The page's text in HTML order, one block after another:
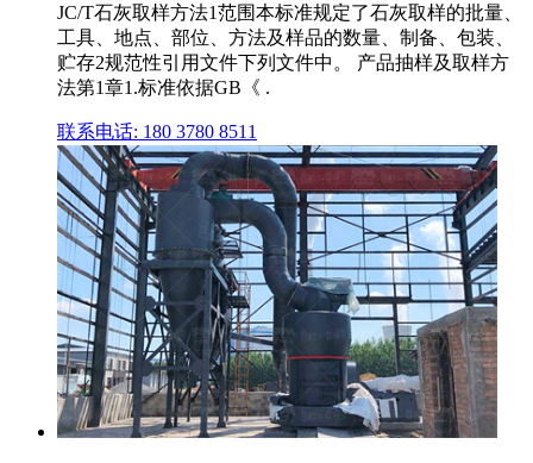
JC/T石灰取样方法1范围本标准规定了石灰取样的批量、
工具、地点、部位、方法及样品的数量、制备、包装、
贮存2规范性引用文件下列文件中。 产品抽样及取样方
法第1章1.标准依据GB《 .
联系电话: 180 3780 8511